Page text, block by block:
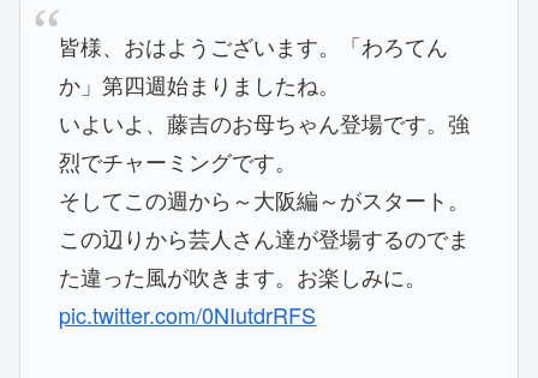
皆様、おはようございます。「わろてん
か」第四週始まりましたね。
いよいよ、藤吉のお母ちゃん登場です。強
烈でチャーミングです。
そしてこの週から～大阪編～がスタート。
この辺りから芸人さん達が登場するのでま
た違った風が吹きます。お楽しみに。
pic.twitter.com/0NIutdrRFS